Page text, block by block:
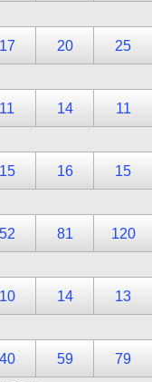
17 20 25
11 14 11
15 16 15
52 81 120
10 14 13
40 59 79